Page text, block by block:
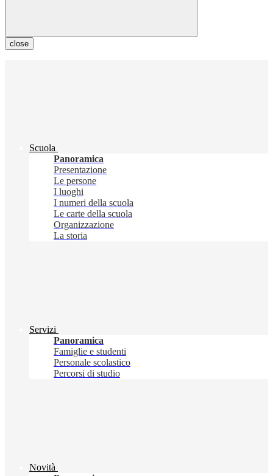
close
Scuola
Panoramica
Presentazione
Le persone
I luoghi
I numeri della scuola
Le carte della scuola
Organizzazione
La storia
Servizi
Panoramica
Famiglie e studenti
Personale scolastico
Percorsi di studio
Novità